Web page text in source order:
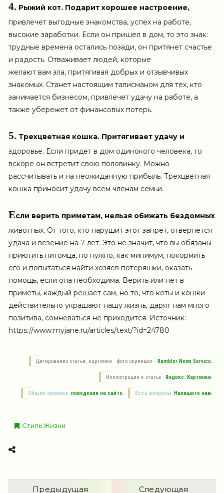
4. Рыжий кот. Подарит хорошее настроение,
привлечет выгодные знакомства, успех на работе,
высокие заработки. Если он пришел в дом, то это знак:
трудные времена остались позади, он притянет счастье
и радость. Отваживает людей, которые
желают вам зла, притягивая добрых и отзывчивых
знакомых. Станет настоящим талисманом для тех, кто
занимается бизнесом, привлечет удачу на работе, а
также убережет от финансовых потерь.
5. Трехцветная кошка. Притягивает удачу и
здоровье. Если придет в дом одинокого человека, то
вскоре он встретит свою половинку. Можно
рассчитывать и на неожиданную прибыль. Трехцветная
кошка приносит удачу всем членам семьи.
Если верить приметам, нельзя обижать бездомных
животных. От того, кто нарушит этот запрет, отвернется
удача и везение на 7 лет. Это не значит, что вы обязаны
приютить питомца, но нужно, как минимум, покормить
его и попытаться найти хозяев потеряшки, оказать
помощь, если она необходима. Верить или нет в
приметы, каждый решает сам, но то, что коты и кошки
действительно украшают нашу жизнь, дарят нам много
позитива, сомневаться не приходится. Источник:
https://www.myjane.ru/articles/text/?id=24780
Цитирование статьи, картинки - фото скриншот - Rambler News Service.
Иллюстрация к статье - Яндекс. Картинки.
Есть вопросы. Напишите нам.
Общие правила поведения на сайте.
Стиль Жизни
Предыдущая Следующая